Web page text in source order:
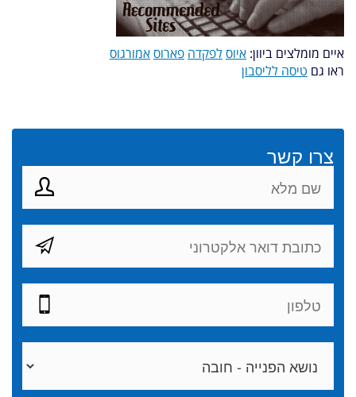
איים מומלצים ביוון: איוסלפקדה פארוסאמורגוס
ראו גם טיסה לליסבון